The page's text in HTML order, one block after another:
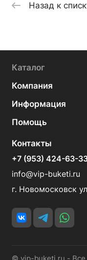
Назад к
Каталог
Компания
Информация
Помощь
Контакты
+7 (953) 424-63-
info@vip-buketi.ru
г. Новомосковск